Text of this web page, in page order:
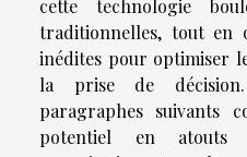
cette technologie
traditionnelles, tout en
inédites pour optimiser
la prise de
paragraphes suivants
potentiel en atouts